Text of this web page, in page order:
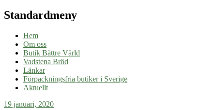
Standardmeny
Hem
Om oss
Butik Bättre Värld
Vadstena Bröd
Länkar
Förpackningsfria butiker i Sverige
Aktuellt
19 januari, 2020